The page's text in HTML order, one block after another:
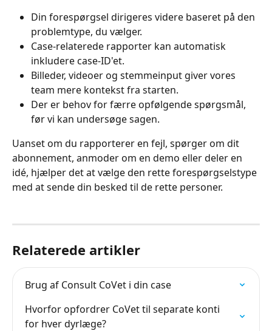
Din forespørgsel dirigeres videre baseret på den
problemtype, du vælger.
Case-relaterede rapporter kan automatisk
inkludere case-ID'et.
Billeder, videoer og stemmeinput giver vores
team mere kontekst fra starten.
Der er behov for færre opfølgende spørgsmål,
før vi kan undersøge sagen.
Uanset om du rapporterer en fejl, spørger om dit
abonnement, anmoder om en demo eller deler en
idé, hjælper det at vælge den rette forespørgselstype
med at sende din besked til de rette personer.
Relaterede artikler
Brug af Consult CoVet i din case
Hvorfor opfordrer CoVet til separate konti
for hver dyrlæge?